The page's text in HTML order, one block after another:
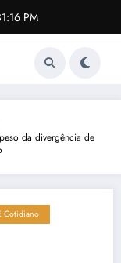
PM
da divergência de
Cotidiano